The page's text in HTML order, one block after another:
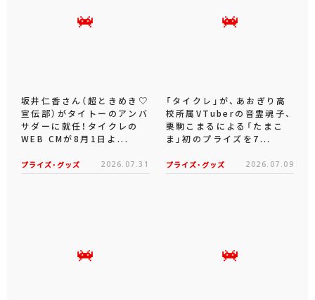
坂井仁香さん（超ときめき♡
宣伝部）がタイトーのアンバ
サダーに就任！タイクレの
WEB CMが8月1日よ...
プライズ・グッズ 2026.07.31
「タイクレ」が、あおぎり高
校所属VTuberの音霊魂子、
栗駒こまるによる「たまこ
ま」初のプライズを7...
プライズ・グッズ 2026.07.09